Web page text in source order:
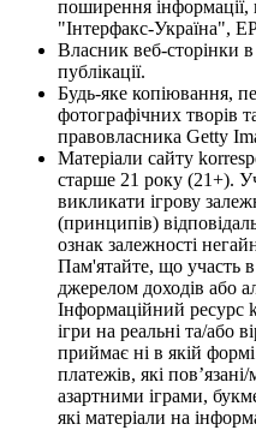
поширення
"Інтерфакс-Україна",
Власник веб-сторінки
публікації.
Будь-яке копіювання,
фотографічних творів
правовласника Getty
Матеріали сайту
старше 21 року (21+).
викликати ігрову
(принципів)
ознак залежності
Пам'ятайте, що участь
джерелом доходів або
Інформаційний ресурс
ігри на реальні та/або
приймає ні в якій
платежів, які
азартними іграми,
які матеріали на